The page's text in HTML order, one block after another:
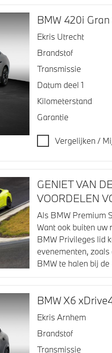
BMW 420i
Ekris Utrecht
Brandstof
Transmissie
Datum deel 1
Kilometerstand
Garantie
Vergelijken /
GENIET VAN
VOORDELEN
Als BMW Premium
Want ook buiten uw
BMW Privileges lid
evenementen,
BMW te halen bij
BMW X6
Ekris Arnhem
Brandstof
Transmissie